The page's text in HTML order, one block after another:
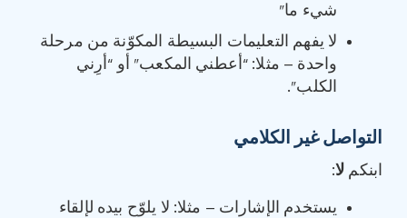
شيء ما”
لا يفهم التعليمات البسيطة المكوّنة من مرحلة
واحدة – مثلا: “أعطني المكعب” أو “أرِني
الكلب”.
التواصل غير الكلامي
ابنكم لا:
يستخدم الإشارات – مثلا: لا يلوّح بيده لإلقاء